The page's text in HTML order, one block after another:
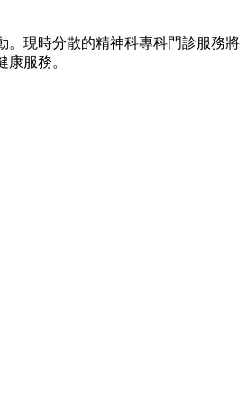
。現時分散的精神科專科門診服務將
服務。